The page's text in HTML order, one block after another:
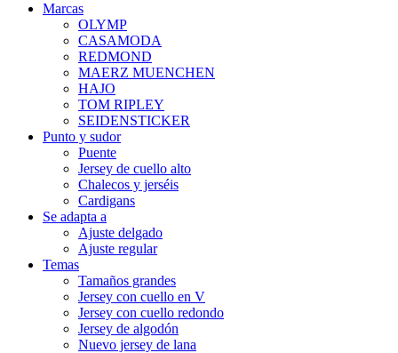
Marcas
OLYMP
CASAMODA
REDMOND
MAERZ MUENCHEN
HAJO
TOM RIPLEY
SEIDENSTICKER
Punto y sudor
Puente
Jersey de cuello alto
Chalecos y jerséis
Cardigans
Se adapta a
Ajuste delgado
Ajuste regular
Temas
Tamaños grandes
Jersey con cuello en V
Jersey con cuello redondo
Jersey de algodón
Nuevo jersey de lana